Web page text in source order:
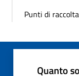
Punti di
Quanto